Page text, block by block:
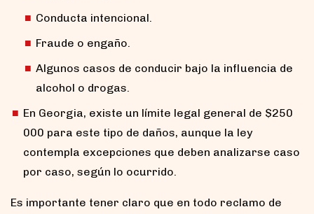
Conducta intencional.
Fraude o engaño.
Algunos casos de conducir bajo la influencia de
alcohol o drogas.
En Georgia, existe un límite legal general de $250
000 para este tipo de daños, aunque la ley
contempla excepciones que deben analizarse caso
por caso, según lo ocurrido.
Es importante tener claro que en todo reclamo de